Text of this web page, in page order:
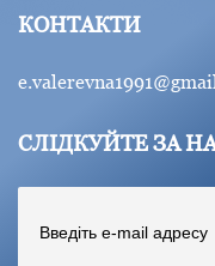
КОНТАКТИ
СЛІДКУЙТЕ ЗА